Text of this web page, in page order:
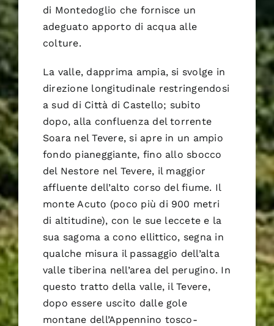
di Montedoglio che fornisce un
adeguato apporto di acqua alle
colture.
La valle, dapprima ampia, si svolge in
direzione longitudinale restringendosi
a sud di Città di Castello; subito
dopo, alla confluenza del torrente
Soara nel Tevere, si apre in un ampio
fondo pianeggiante, fino allo sbocco
del Nestore nel Tevere, il maggior
affluente dell’alto corso del fiume. Il
monte Acuto (poco più di 900 metri
di altitudine), con le sue leccete e la
sua sagoma a cono ellittico, segna in
qualche misura il passaggio dell’alta
valle tiberina nell’area del perugino. In
questo tratto della valle, il Tevere,
dopo essere uscito dalle gole
montane dell’Appennino tosco-